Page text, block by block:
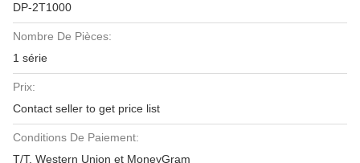
DP-2T1000
Nombre De Pièces:
1 série
Prix:
Contact seller to get price list
Conditions De Paiement:
T/T, Western Union et MoneyGram